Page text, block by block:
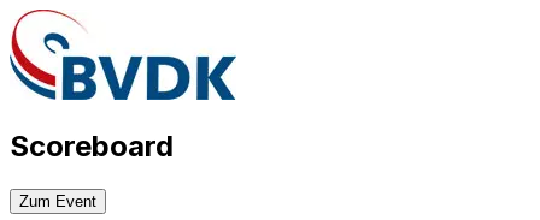
Scoreboard
Zum Event